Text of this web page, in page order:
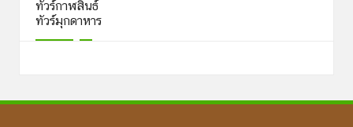
ทัวร์กาฬสินธ์
ทัวร์มุกดาหาร